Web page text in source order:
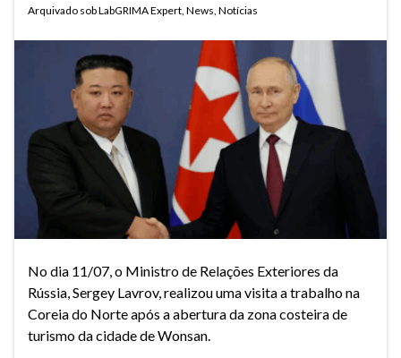
Arquivado sobLabGRIMA Expert, News, Notícias
No dia 11/07, o Ministro de Relações Exteriores da
Rússia, Sergey Lavrov, realizou uma visita a trabalho na
Coreia do Norte após a abertura da zona costeira de
turismo da cidade de Wonsan.